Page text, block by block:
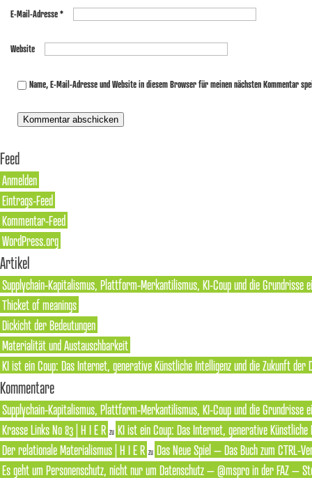
E-Mail-Adresse*
Website
Name, E-Mail-Adresse und Website in diesem Browser für meinen nächsten Kommentar
Feed
Anmelden
Eintrags-Feed
Kommentar-Feed
WordPress.org
Artikel
Supplychain-Kapitalismus, Plattform-Merkantilismus, KI-Coup und die Grundrisse
Thicket of meanings
Dickicht der Bedeutungen
Materialität und Austauschbarkeit
KI ist ein Coup: Das Internet, generative Künstliche Intelligenz und die Zukunft der
Kommentare
Supplychain-Kapitalismus, Plattform-Merkantilismus, KI-Coup und die
Krasse Links No 83 | H I E R zu KI ist ein Coup: Das Internet, generative
Der relationale Materialismus | H I E R zu Das Neue Spiel – Das Buch zum CTRL-
Es geht um Personenschutz, nicht nur um Datenschutz – @mspro in der FAZ –